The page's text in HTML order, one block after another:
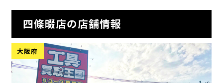
四條畷店の店舗情報
大阪府